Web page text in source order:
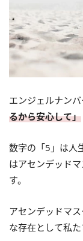
エンジェルナンバ
るから安心して」
数字の「5」は人
はアセンデッド
す。
アセンデッドマ
な存在として私た